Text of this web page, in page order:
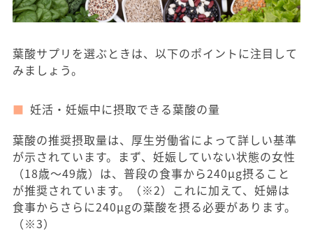
葉酸サプリを選ぶときは、以下のポイントに注目して
みましょう。
妊活・妊娠中に摂取できる葉酸の量
葉酸の推奨摂取量は、厚生労働省によって詳しい基準
が示されています。まず、妊娠していない状態の女性
（18歳〜49歳）は、普段の食事から240μg摂ること
が推奨されています。（※2）これに加えて、妊婦は
食事からさらに240μgの葉酸を摂る必要があります。
（※3）